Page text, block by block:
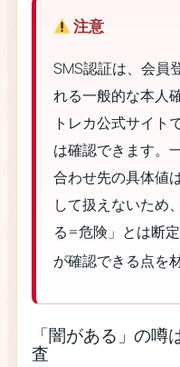
注意
SMS認証は、会員
れる一般的な本人
トレカ公式サイト
は確認できます。
合わせ先の具体値
して扱えないため
る=危険」とは断
が確認できる点を
「闇がある」の
査